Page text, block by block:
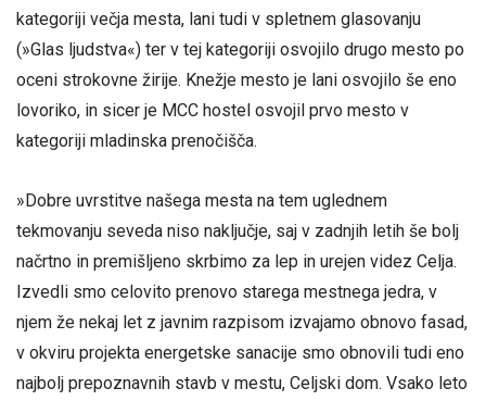
kategoriji večja mesta, lani tudi v spletnem glasovanju
(»Glas ljudstva«) ter v tej kategoriji osvojilo drugo mesto po
oceni strokovne žirije. Knežje mesto je lani osvojilo še eno
lovoriko, in sicer je MCC hostel osvojil prvo mesto v
kategoriji mladinska prenočišča.
»Dobre uvrstitve našega mesta na tem uglednem
tekmovanju seveda niso naključje, saj v zadnjih letih še bolj
načrtno in premišljeno skrbimo za lep in urejen videz Celja.
Izvedli smo celovito prenovo starega mestnega jedra, v
njem že nekaj let z javnim razpisom izvajamo obnovo fasad,
v okviru projekta energetske sanacije smo obnovili tudi eno
najbolj prepoznavnih stavb v mestu, Celjski dom. Vsako leto